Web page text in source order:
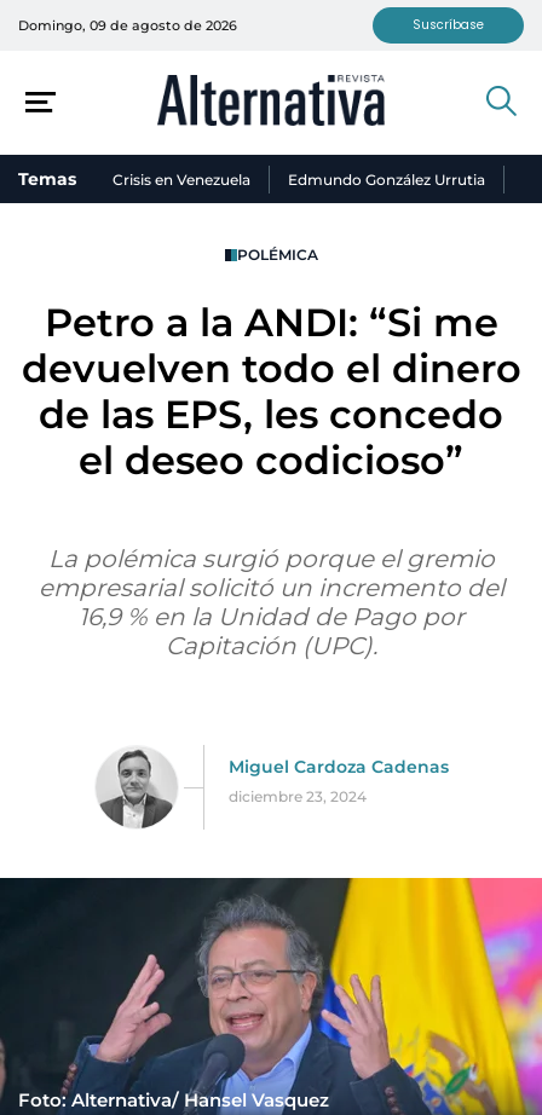
Domingo, 09 de agosto de 2026 Suscríbase
Temas Crisis en Venezuela Edmundo González Urrutia
POLÉMICA
Petro a la ANDI: “Si me
devuelven todo el dinero
de las EPS, les concedo
el deseo codicioso”
La polémica surgió porque el gremio
empresarial solicitó un incremento del
16,9 % en la Unidad de Pago por
Capitación (UPC).
Miguel Cardoza Cadenas
diciembre 23, 2024
Foto: Alternativa/ Hansel Vasquez